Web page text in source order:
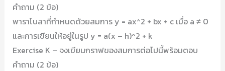
คำถาม (2 ข้อ)
พาราโบลาที่กำหนดด้วยสมการ y = ax^2 + bx + c เมื่อ a ≠ 0
และการเขียนให้อยู่ในรูป y = a(x – h)^2 + k
Exercise K – จงเขียนกราฟของสมการต่อไปนี้พร้อมตอบ
คำถาม (2 ข้อ)